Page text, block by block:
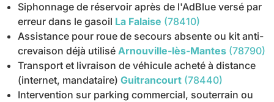
Siphonnage de réservoir après de l'AdBlue versé par
erreur dans le gasoil La Falaise (78410)
Assistance pour roue de secours absente ou kit anti-
crevaison déjà utilisé Arnouville-lès-Mantes (78790)
Transport et livraison de véhicule acheté à distance
(internet, mandataire) Guitrancourt (78440)
Intervention sur parking commercial, souterrain ou